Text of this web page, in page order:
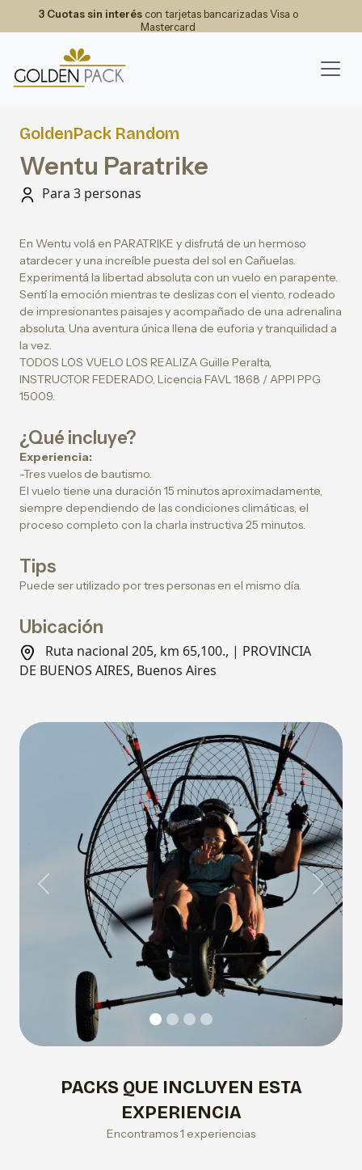
3 Cuotas sin interéscon tarjetas bancarizadas Visa o
Mastercard
GoldenPack Random
Wentu Paratrike
Para 3 personas
En Wentu volá en PARATRIKE y disfrutá de un hermoso
atardecer y una increíble puesta del sol en Cañuelas.
Experimentá la libertad absoluta con un vuelo en parapente.
Sentí la emoción mientras te deslizas con el viento, rodeado
de impresionantes paisajes y acompañado de una adrenalina
absoluta. Una aventura única llena de euforia y tranquilidad a
la vez.
TODOS LOS VUELO LOS REALIZA Guille Peralta,
INSTRUCTOR FEDERADO, Licencia FAVL 1868 / APPI PPG
15009.
¿Qué incluye?
Experiencia:
-Tres vuelos de bautismo.
El vuelo tiene una duración 15 minutos aproximadamente,
siempre dependiendo de las condiciones climáticas, el
proceso completo con la charla instructiva 25 minutos.
Tips
Puede ser utilizado por tres personas en el mismo día.
Ubicación
Ruta nacional 205, km 65,100., | PROVINCIA
DE BUENOS AIRES, Buenos Aires
Previous Next
PACKS QUE INCLUYEN ESTA
EXPERIENCIA
Encontramos 1 experiencias